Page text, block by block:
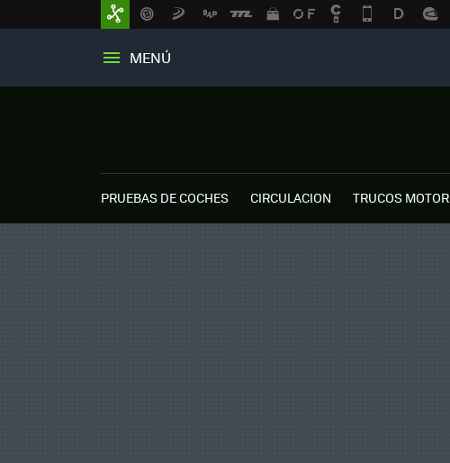
MENÚ
PRUEBAS DE COCHES CIRCULACION TRUCOS MOTOR